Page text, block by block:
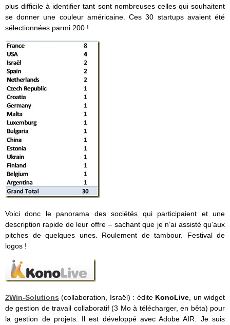
plus difficile à identifier tant sont nombreuses celles qui souhaitent
se donner une couleur américaine. Ces 30 startups avaient été
sélectionnées parmi 200 !
Voici donc le panorama des sociétés qui participaient et une
description rapide de leur offre – sachant que je n’ai assisté qu’aux
pitches de quelques unes. Roulement de tambour. Festival de
logos !
2Win-Solutions (collaboration, Israël) : édite KonoLive, un widget
de gestion de travail collaboratif (3 Mo à télécharger, en bêta) pour
la gestion de projets. Il est développé avec Adobe AIR. Je suis